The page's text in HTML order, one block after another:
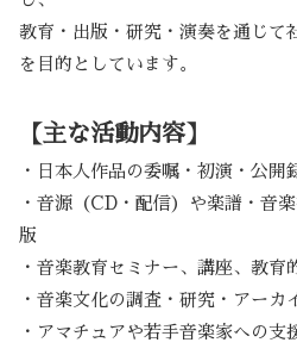
教育・出版・研究・演奏を通じて
を目的としています。
【主な活動内容】
・日本人作品の委嘱・初演・公開
・音源（CD・配信）や楽譜・音
版
・音楽教育セミナー、講座、教育
・音楽文化の調査・研究・アーカ
・アマチュアや若手音楽家への支